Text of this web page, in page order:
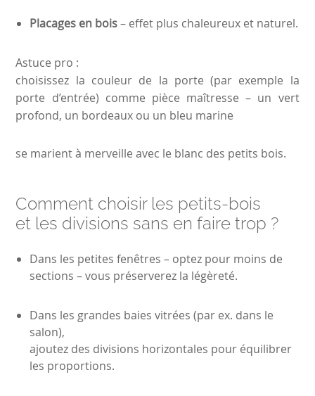
Placages en bois – effet plus chaleureux et naturel.
Astuce pro :
choisissez la couleur de la porte (par exemple la
porte d’entrée) comme pièce maîtresse– un vert
profond, un bordeaux ou un bleu marine
se marient à merveille avec le blanc des petits bois.
Comment choisir les petits-bois
et les divisions sans en faire trop ?
Dans les petites fenêtres – optez pour moins de
sections – vous préserverez la légèreté.
Dans les grandes baies vitrées (par ex. dans le
salon),
ajoutez des divisions horizontales pour équilibrer
les proportions.